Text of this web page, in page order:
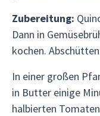
Zubereitung:
Dann in
kochen.
In einer großen
in Butter einige
halbierten